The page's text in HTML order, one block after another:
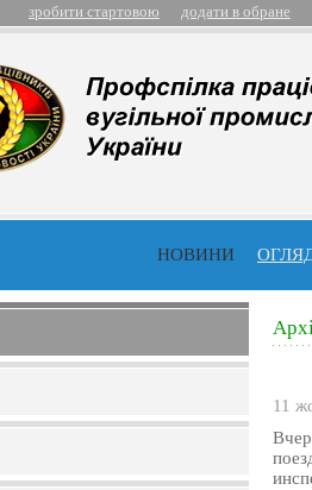
зробити стартовою додати в обране
НОВИНИ
11